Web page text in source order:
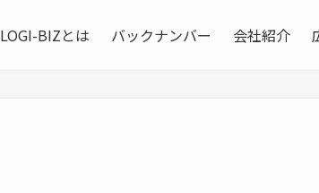
LOGI-BIZとは バックナンバー 会社紹介